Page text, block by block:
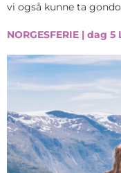
vi også kunne ta
NORGESFERIE | dag